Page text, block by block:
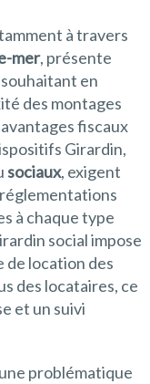
à travers
mer, présente
en
des montages
fiscaux
Girardin,
sociaux, exigent
à chaque type
social impose
de location des
des locataires, ce
et un suivi
problématique